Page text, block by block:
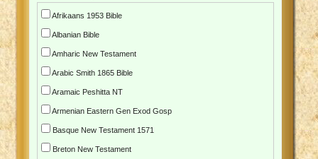
Afrikaans 1953 Bible
Albanian Bible
Amharic New Testament
Arabic Smith 1865 Bible
Aramaic Peshitta NT
Armenian Eastern Gen Exod Gosp
Basque New Testament 1571
Breton New Testament